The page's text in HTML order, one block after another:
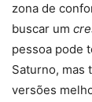
zona de
buscar um
pessoa pode
Saturno, mas
versões